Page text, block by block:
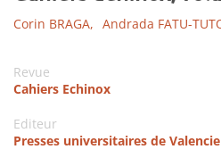
Corin BRAGA, Andrada FATU-
Revue
Cahiers Echinox
Editeur
Presses universitaires de